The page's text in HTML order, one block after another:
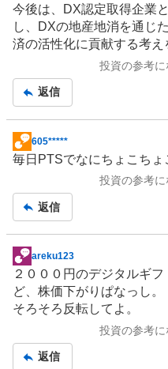
今後は、DX認定取得企業
し、DXの地産地消を通じ
済の活性化に貢献する考え
投資の参考に
返信
掲
示
事
605*****
毎日PTSでなにちょこち
投資の参考に
返信
掲
示
板
記
areku123
２０００円のデジタルギ
ど、株価下がりぱなっし。
そろそろ反転してよ。
投資の参考に
返信